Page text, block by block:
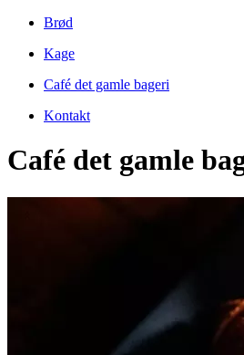
Brød
Kage
Café det gamle bageri
Kontakt
Café det gamle